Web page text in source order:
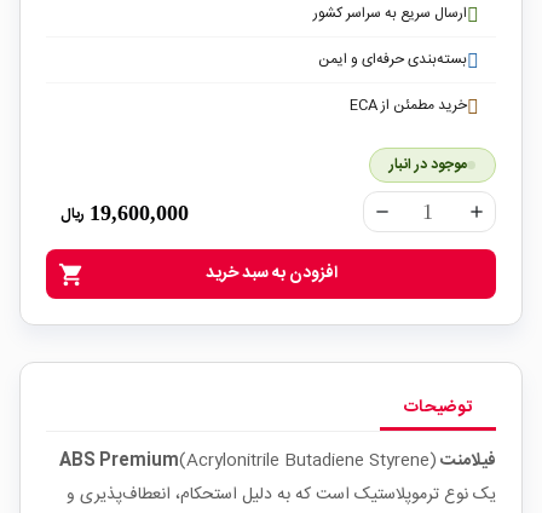
ارسال سریع به سراسر کشور
بسته‌بندی حرفه‌ای و ایمن
خرید مطمئن از ECA
موجود در انبار
remove add
19,600,000 ریال
shopping_cart افزودن به سبد خرید
توضیحات
فیلامنت ABS Premium(Acrylonitrile Butadiene Styrene)
یک نوع ترموپلاستیک است که به دلیل استحکام، انعطاف‌پذیری و